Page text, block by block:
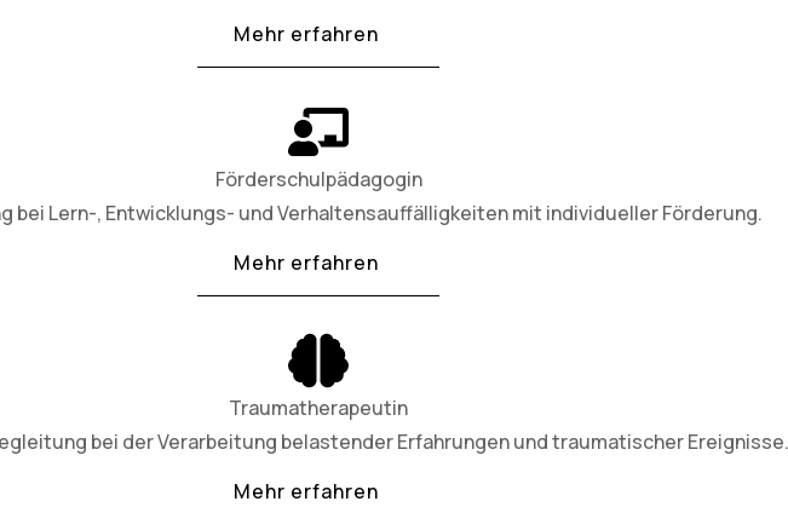
Mehr erfahren
Förderschulpädagogin
bei Lern-, Entwicklungs- und Verhaltensauffälligkeiten mit individueller Förderung.
Mehr erfahren
Traumatherapeutin
bei der Verarbeitung belastender Erfahrungen und traumatischer Ereignisse.
Mehr erfahren